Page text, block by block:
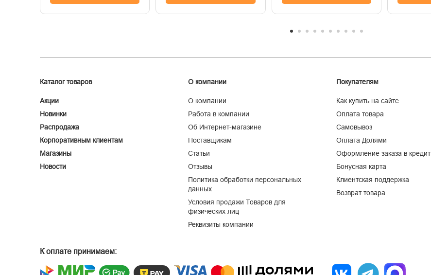
Каталог товаров
Акции
Новинки
Распродажа
Корпоративным клиентам
Магазины
Новости
О компании
О компании
Работа в компании
Об Интернет-магазине
Поставщикам
Статьи
Отзывы
Политика обработки персональных
данных
Условия продажи Товаров для
физических лиц
Реквизиты компании
Покупателям
Как купить на сайте
Оплата товара
Самовывоз
Оплата Долями
Оформление заказа в кредит
Бонусная карта
Клиентская поддержка
Возврат товара
К оплате принимаем: